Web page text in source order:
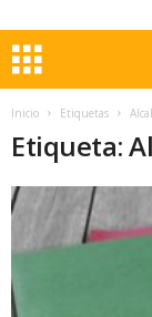
Inicio Etiquetas
Etiqueta: